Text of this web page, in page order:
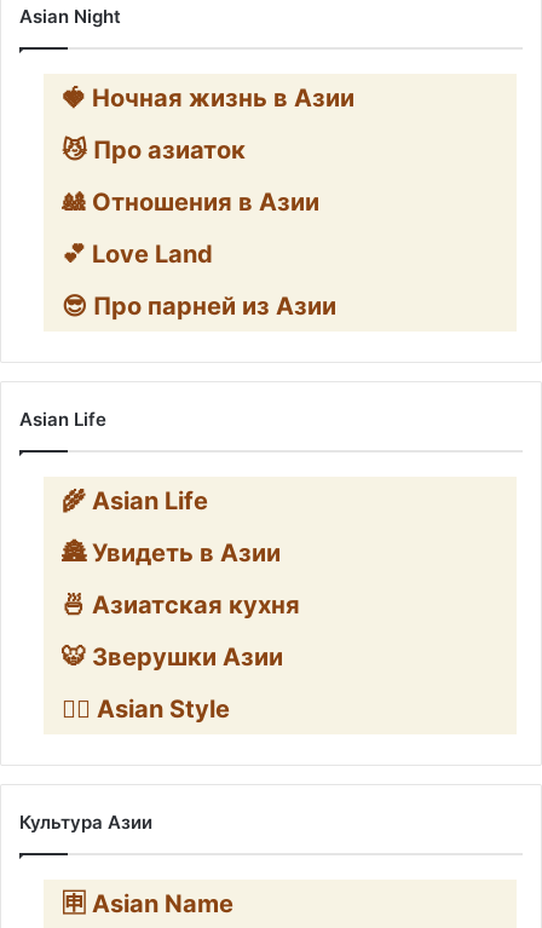
Asian Night
🍓 Ночная жизнь в Азии
😼 Про азиаток
🎎 Отношения в Азии
💕 Love Land
😎 Про парней из Азии
Asian Life
🌾 Asian Life
🏯 Увидеть в Азии
🍜 Азиатская кухня
🐯 Зверушки Азии
🧛‍♂️ Asian Style
Культура Азии
🈸 Asian Name